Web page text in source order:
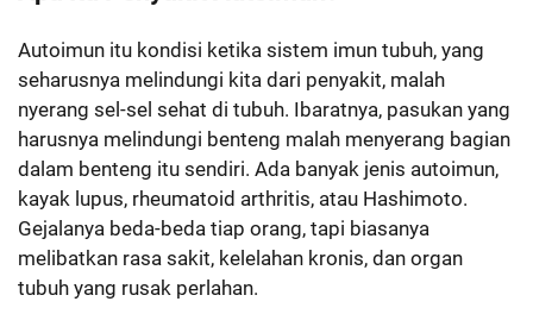
Autoimun itu kondisi ketika sistem imun tubuh, yang
seharusnya melindungi kita dari penyakit, malah
nyerang sel-sel sehat di tubuh. Ibaratnya, pasukan yang
harusnya melindungi benteng malah menyerang bagian
dalam benteng itu sendiri. Ada banyak jenis autoimun,
kayak lupus, rheumatoid arthritis, atau Hashimoto.
Gejalanya beda-beda tiap orang, tapi biasanya
melibatkan rasa sakit, kelelahan kronis, dan organ
tubuh yang rusak perlahan.